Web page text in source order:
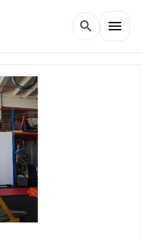
search menu